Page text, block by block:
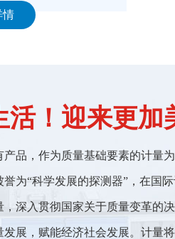
情
活！迎来更
产品，作为质量基础要素的计量为
为“科学发展的探测器”，在国
，深入贯彻国家关于质量变革的决策部
展，赋能经济社会发展。